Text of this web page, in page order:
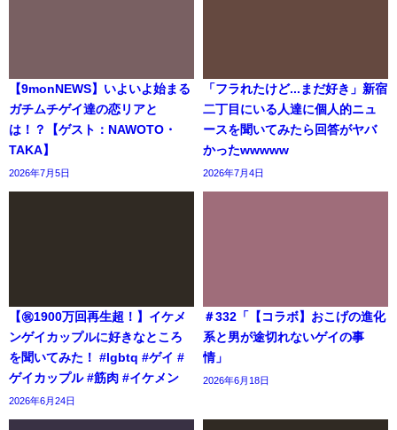
【9monNEWS】いよいよ始まる
ガチムチゲイ達の恋リアと
は！？【ゲスト：NAWOTO・
TAKA】
2026年7月5日
「フラれたけど...まだ好き」新宿
二丁目にいる人達に個人的ニュ
ースを聞いてみたら回答がヤバ
かったwwwww
2026年7月4日
【㊗️1900万回再生超！】イケメ
ンゲイカップルに好きなところ
を聞いてみた！ #lgbtq #ゲイ #
ゲイカップル #筋肉 #イケメン
2026年6月24日
＃332「【コラボ】おこげの進化
系と男が途切れないゲイの事
情」
2026年6月18日